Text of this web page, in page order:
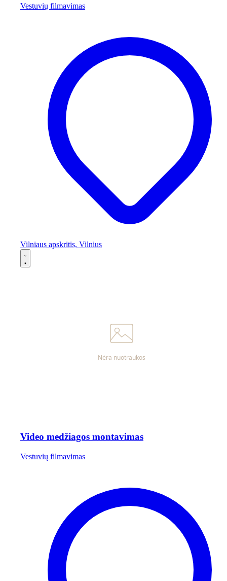
Vestuvių filmavimas
Vilniaus apskritis, Vilnius
Video medžiagos montavimas
Vestuvių filmavimas